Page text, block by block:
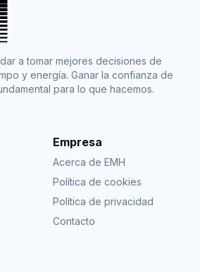
a tomar mejores decisiones de
y energía. Ganar la confianza de
para lo que hacemos.
Empresa
Acerca de EMH
Política de cookies
Política de privacidad
Contacto